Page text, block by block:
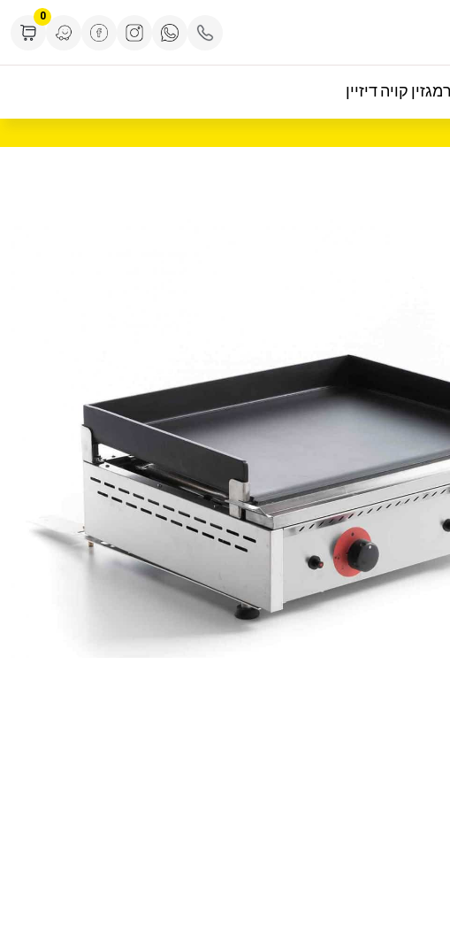
0
מגזין קויה דיזיין